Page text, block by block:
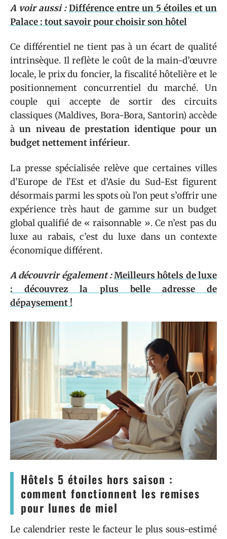
A voir aussi : Différence entre un 5 étoiles et un
Palace : tout savoir pour choisir son hôtel
Ce différentiel ne tient pas à un écart de qualité
intrinsèque. Il reflète le coût de la main-d’œuvre
locale, le prix du foncier, la fiscalité hôtelière et le
positionnement concurrentiel du marché. Un
couple qui accepte de sortir des circuits
classiques (Maldives, Bora-Bora, Santorin) accède
àun niveau de prestation identique pour un
budget nettement inférieur.
La presse spécialisée relève que certaines villes
d’Europe de l’Est et d’Asie du Sud-Est figurent
désormais parmi les spots où l’on peut s’offrir une
expérience très haut de gamme sur un budget
global qualifié de « raisonnable ». Ce n’est pas du
luxe au rabais, c’est du luxe dans un contexte
économique différent.
A découvrir également :Meilleurs hôtels de luxe
: découvrez la plus belle adresse de
dépaysement !
Hôtels 5 étoiles hors saison :
comment fonctionnent les remises
pour lunes de miel
Le calendrier reste le facteur le plus sous-estimé